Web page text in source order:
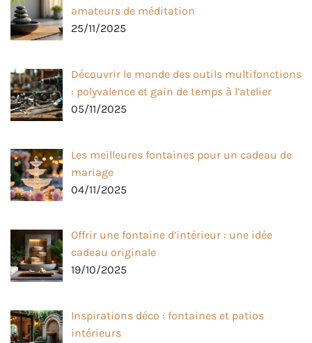
amateurs de méditation
25/11/2025
Découvrir le monde des outils multifonctions
: polyvalence et gain de temps à l’atelier
05/11/2025
Les meilleures fontaines pour un cadeau de
mariage
04/11/2025
Offrir une fontaine d’intérieur : une idée
cadeau originale
19/10/2025
Inspirations déco : fontaines et patios
intérieurs